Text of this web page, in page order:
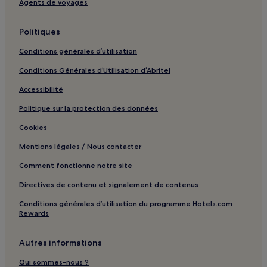
Théâtre Stage Apollo : hôtels à proximité
Gare S-Bahn d'Esslingen Mettingen : hôtels à proximité
proximité
Stuttgart : hôtels Hôtels avec parking
Stuttgart : hôtels Hôtels avec centre de fitness
Stuttgart : hôtels Hôtels avec petit-déjeuner gratuit
Stuttgart : Appart’hôtels
Stuttgart : hôtels Hôtels LGBTQIA+ friendly
Stuttgart : hôtels Hôtels avec sources chaudes
Sindelfingen : hôtels Hôtels avec parking
Sindelfingen : hôtels Hôtels acceptant les animaux de
Sindelfingen : hôtels Hôtels d’affaires
Sindelfingen : hôtels Hôtels familiaux
Agents de voyages
Politiques
Conditions générales d’utilisation
Conditions Générales d’Utilisation d’Abritel
Accessibilité
Politique sur la protection des données
Cookies
Mentions légales / Nous contacter
Comment fonctionne notre site
Directives de contenu et signalement de contenus
Conditions générales d’utilisation du programme Hotels.com
Rewards
Autres informations
Qui sommes-nous ?